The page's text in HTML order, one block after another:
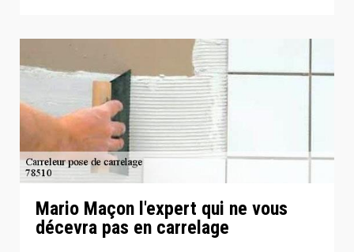
Mario Maçon l'expert qui ne vous
décevra pas en carrelage